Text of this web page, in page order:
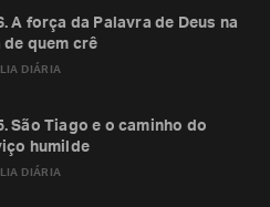
DIÁRIA
A força da Palavra de Deus na
de quem crê
DIÁRIA
São Tiago e o caminho do
humilde